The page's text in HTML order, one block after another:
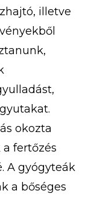
illetve
okozta
fertőzés
A gyógyteák
a bőséges